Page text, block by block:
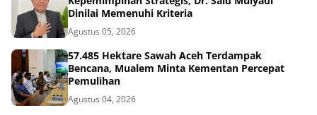
Dinilai Memenuhi Kriteria
Agustus 05, 2026
57.485 Hektare Sawah Aceh Terdampak
Bencana, Mualem Minta Kementan Percepat
Pemulihan
Agustus 04, 2026